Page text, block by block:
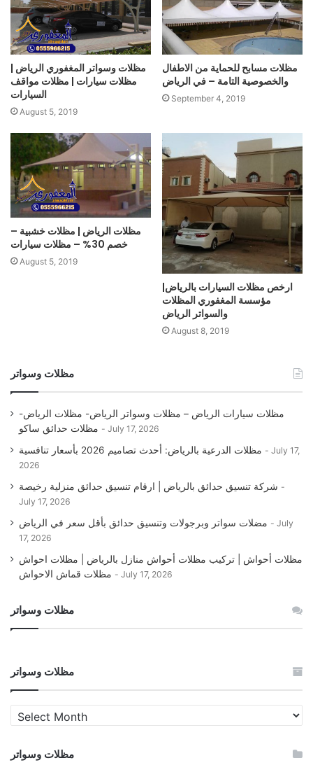
مظلات وسواتر المغفوري الرياض |
مظلات سيارات | مظلات مواقف
السيارات
August 5, 2019
مظلات مسابح للحماية من الاطفال
والخصوصية التامة – في الرياض
September 4, 2019
مظلات الرياض | مظلات خشبية –
خصم 30% – مظلات سيارات
August 5, 2019
ارخص مظلات السيارات بالرياض|
مؤسسة المغفوري المظلات
والسواتر الرياض
August 8, 2019
مظلات وسواتر
مظلات سيارات الرياض – مظلات وسواتر الرياض- مظلات الرياض-
مظلات حدائق ساكو
July 17, 2026
مظلات الدرعية بالرياض: أحدث تصاميم 2026 بأسعار تنافسية
July 17,
2026
شركة تنسيق حدائق بالرياض | ارقام تنسيق حدائق منزلية رخيصة
July 17, 2026
مضلات سواتر وبرجولات وتنسيق حدائق بأقل سعر في الرياض
July
17, 2026
مظلات أحواش | تركيب مظلات أحواش منازل بالرياض | مظلات احواش
مظلات قماش الاحواش
July 17, 2026
مظلات وسواتر
مظلات وسواتر
مظلات
وسواتر
مظلات وسواتر